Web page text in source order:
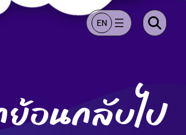
EN
ย้อนกลับไป